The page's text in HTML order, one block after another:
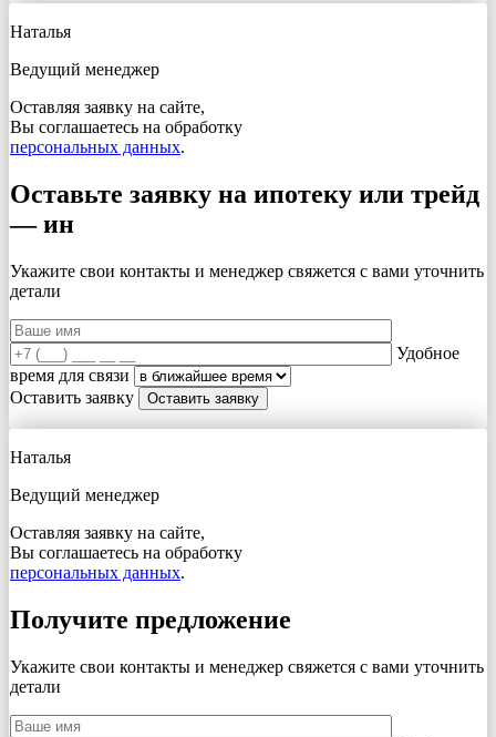
Наталья
Ведущий менеджер
Оставляя заявку на сайте,
Вы соглашаетесь на обработку
персональных данных.
Оставьте заявку на ипотеку или трейд
— ин
Укажите свои контакты и менеджер свяжется с вами уточнить
детали
Удобное
время для связи
Оставить заявку
Наталья
Ведущий менеджер
Оставляя заявку на сайте,
Вы соглашаетесь на обработку
персональных данных.
Получите предложение
Укажите свои контакты и менеджер свяжется с вами уточнить
детали